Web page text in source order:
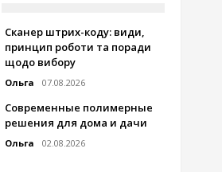
Сканер штрих-коду: види,
принцип роботи та поради
щодо вибору
Ольга 07.08.2026
Современные полимерные
решения для дома и дачи
Ольга 02.08.2026